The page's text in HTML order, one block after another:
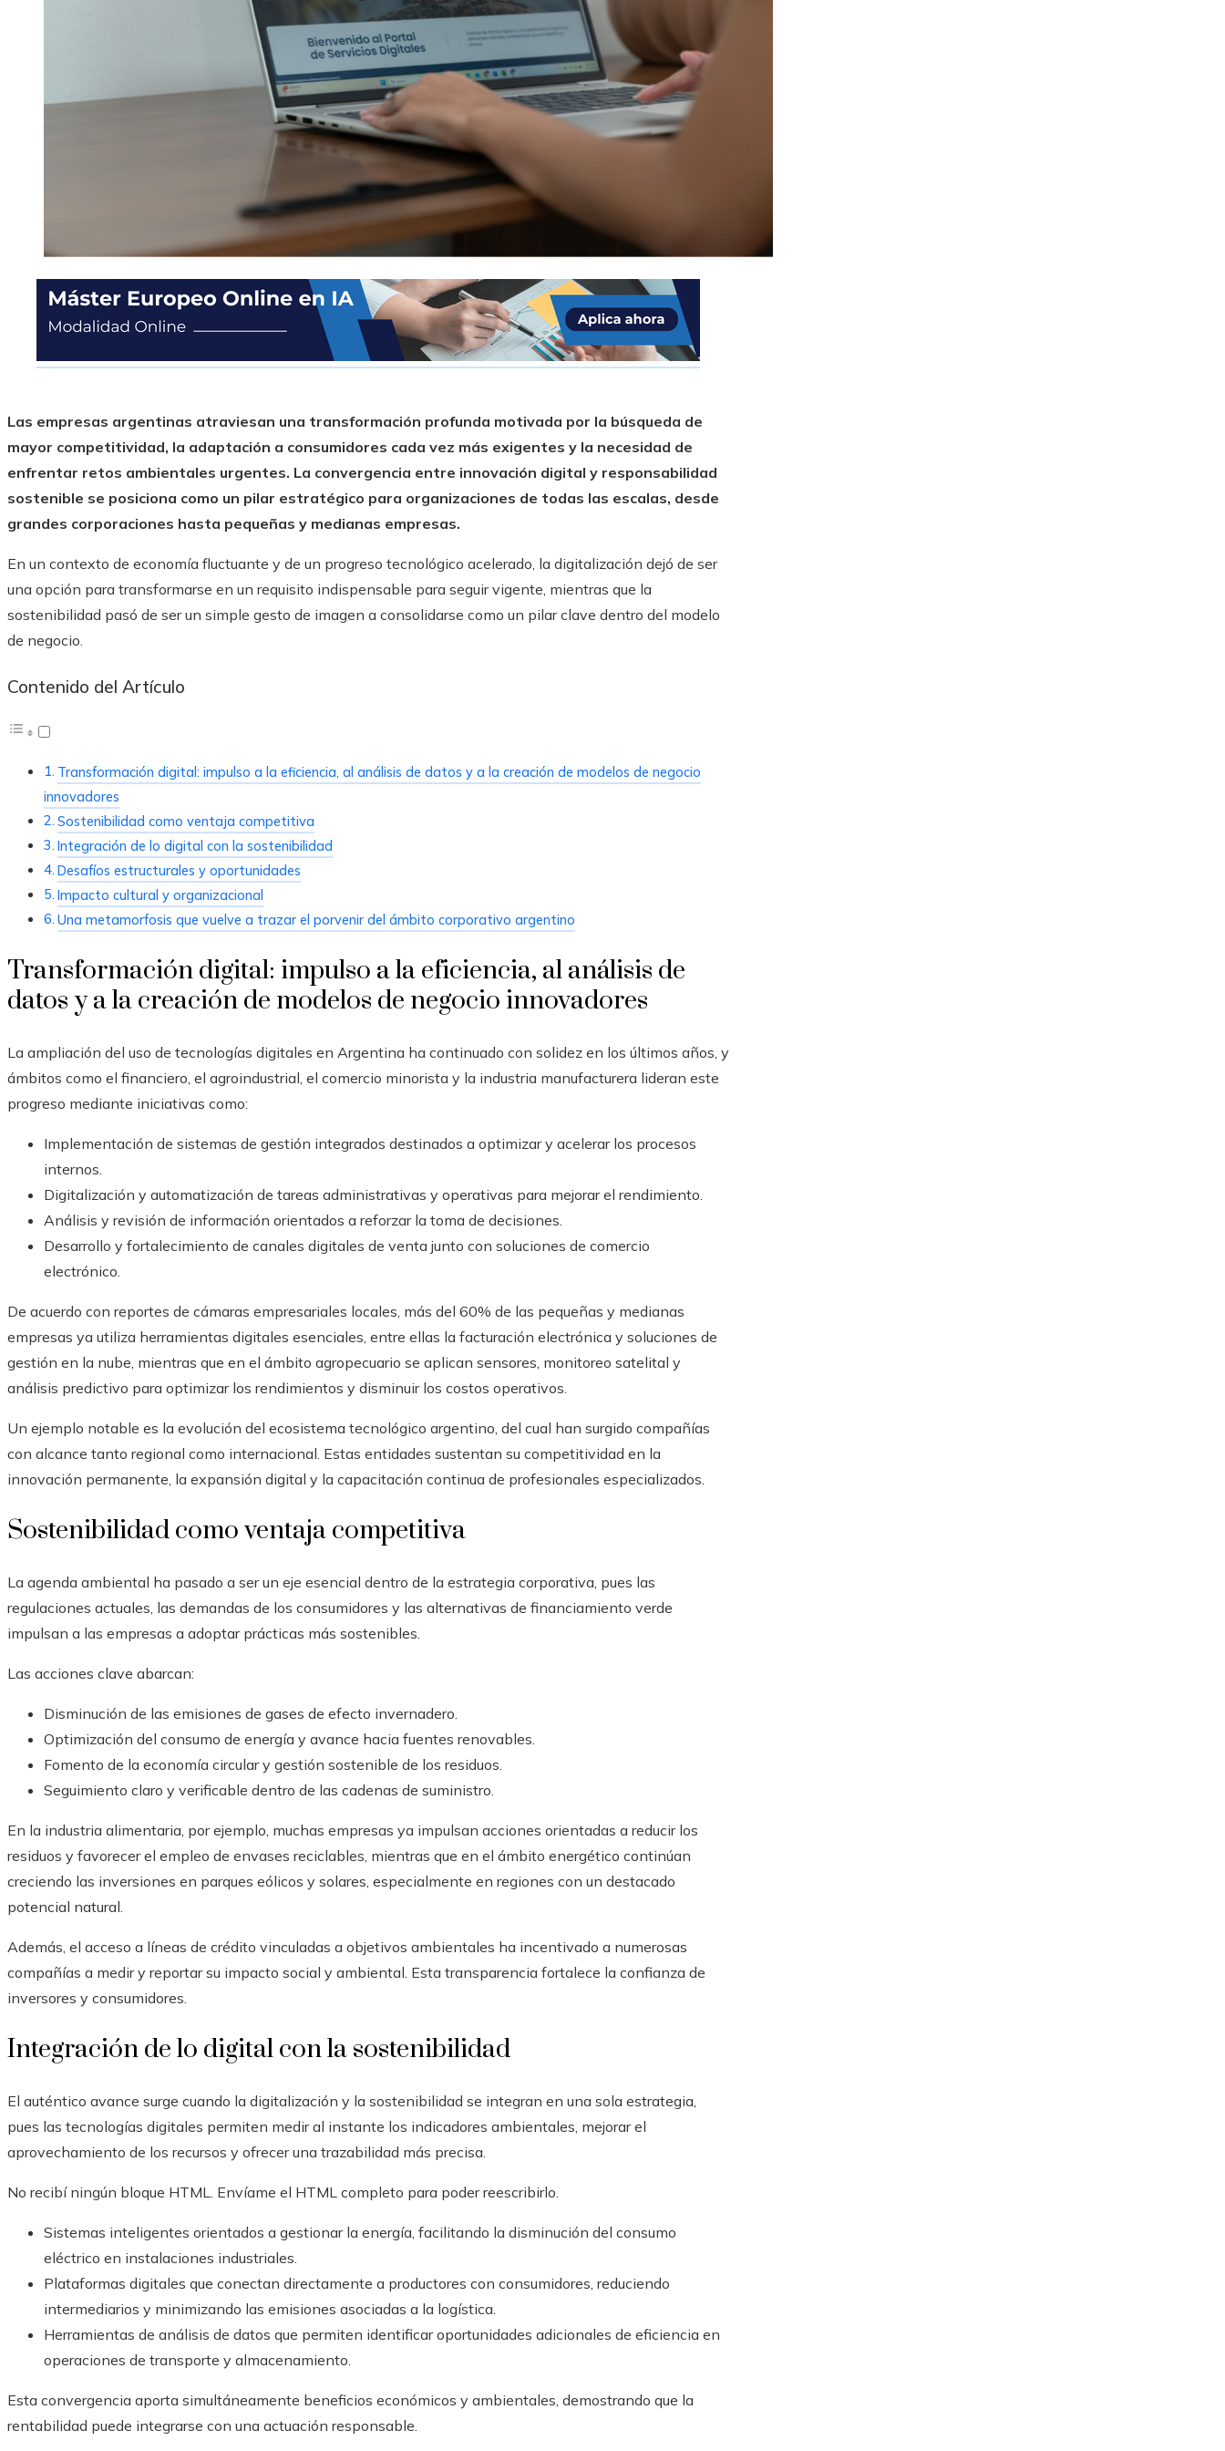
Las empresas argentinas atraviesan una transformación profunda motivada por la búsqueda de
mayor competitividad, la adaptación a consumidores cada vez más exigentes y la necesidad de
enfrentar retos ambientales urgentes. La convergencia entre innovación digital y responsabilidad
sostenible se posiciona como un pilar estratégico para organizaciones de todas las escalas, desde
grandes corporaciones hasta pequeñas y medianas empresas.
En un contexto de economía fluctuante y de un progreso tecnológico acelerado, la digitalización dejó de ser
una opción para transformarse en un requisito indispensable para seguir vigente, mientras que la
sostenibilidad pasó de ser un simple gesto de imagen a consolidarse como un pilar clave dentro del modelo
de negocio.
Contenido del Artículo
Transformación digital: impulso a la eficiencia, al análisis de datos y a la creación de modelos de negocio
innovadores
Sostenibilidad como ventaja competitiva
Integración de lo digital con la sostenibilidad
Desafíos estructurales y oportunidades
Impacto cultural y organizacional
Una metamorfosis que vuelve a trazar el porvenir del ámbito corporativo argentino
Transformación digital: impulso a la eficiencia, al análisis de
datos y a la creación de modelos de negocio innovadores
La ampliación del uso de tecnologías digitales en Argentina ha continuado con solidez en los últimos años, y
ámbitos como el financiero, el agroindustrial, el comercio minorista y la industria manufacturera lideran este
progreso mediante iniciativas como:
Implementación de sistemas de gestión integrados destinados a optimizar y acelerar los procesos
internos.
Digitalización y automatización de tareas administrativas y operativas para mejorar el rendimiento.
Análisis y revisión de información orientados a reforzar la toma de decisiones.
Desarrollo y fortalecimiento de canales digitales de venta junto con soluciones de comercio
electrónico.
De acuerdo con reportes de cámaras empresariales locales, más del 60% de las pequeñas y medianas
empresas ya utiliza herramientas digitales esenciales, entre ellas la facturación electrónica y soluciones de
gestión en la nube, mientras que en el ámbito agropecuario se aplican sensores, monitoreo satelital y
análisis predictivo para optimizar los rendimientos y disminuir los costos operativos.
Un ejemplo notable es la evolución del ecosistema tecnológico argentino, del cual han surgido compañías
con alcance tanto regional como internacional. Estas entidades sustentan su competitividad en la
innovación permanente, la expansión digital y la capacitación continua de profesionales especializados.
Sostenibilidad como ventaja competitiva
La agenda ambiental ha pasado a ser un eje esencial dentro de la estrategia corporativa, pues las
regulaciones actuales, las demandas de los consumidores y las alternativas de financiamiento verde
impulsan a las empresas a adoptar prácticas más sostenibles.
Las acciones clave abarcan:
Disminución de las emisiones de gases de efecto invernadero.
Optimización del consumo de energía y avance hacia fuentes renovables.
Fomento de la economía circular y gestión sostenible de los residuos.
Seguimiento claro y verificable dentro de las cadenas de suministro.
En la industria alimentaria, por ejemplo, muchas empresas ya impulsan acciones orientadas a reducir los
residuos y favorecer el empleo de envases reciclables, mientras que en el ámbito energético continúan
creciendo las inversiones en parques eólicos y solares, especialmente en regiones con un destacado
potencial natural.
Además, el acceso a líneas de crédito vinculadas a objetivos ambientales ha incentivado a numerosas
compañías a medir y reportar su impacto social y ambiental. Esta transparencia fortalece la confianza de
inversores y consumidores.
Integración de lo digital con la sostenibilidad
El auténtico avance surge cuando la digitalización y la sostenibilidad se integran en una sola estrategia,
pues las tecnologías digitales permiten medir al instante los indicadores ambientales, mejorar el
aprovechamiento de los recursos y ofrecer una trazabilidad más precisa.
No recibí ningún bloque HTML. Envíame el HTML completo para poder reescribirlo.
Sistemas inteligentes orientados a gestionar la energía, facilitando la disminución del consumo
eléctrico en instalaciones industriales.
Plataformas digitales que conectan directamente a productores con consumidores, reduciendo
intermediarios y minimizando las emisiones asociadas a la logística.
Herramientas de análisis de datos que permiten identificar oportunidades adicionales de eficiencia en
operaciones de transporte y almacenamiento.
Esta convergencia aporta simultáneamente beneficios económicos y ambientales, demostrando que la
rentabilidad puede integrarse con una actuación responsable.